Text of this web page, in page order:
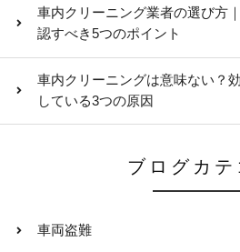
車内クリーニング業者の選び方
認すべき5つのポイント
車内クリーニングは意味ない？
している3つの原因
ブログカテ
車両盗難